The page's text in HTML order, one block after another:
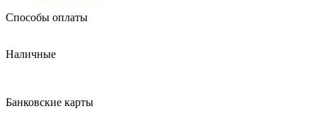
Способы оплаты
Наличные
Банковские карты